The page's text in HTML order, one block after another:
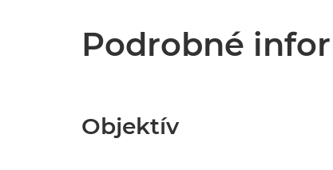
Podrobné
Objektív